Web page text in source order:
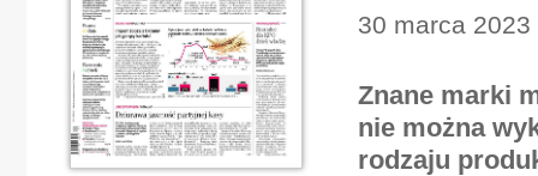
30 marca
Znane marki
nie można
rodzaju